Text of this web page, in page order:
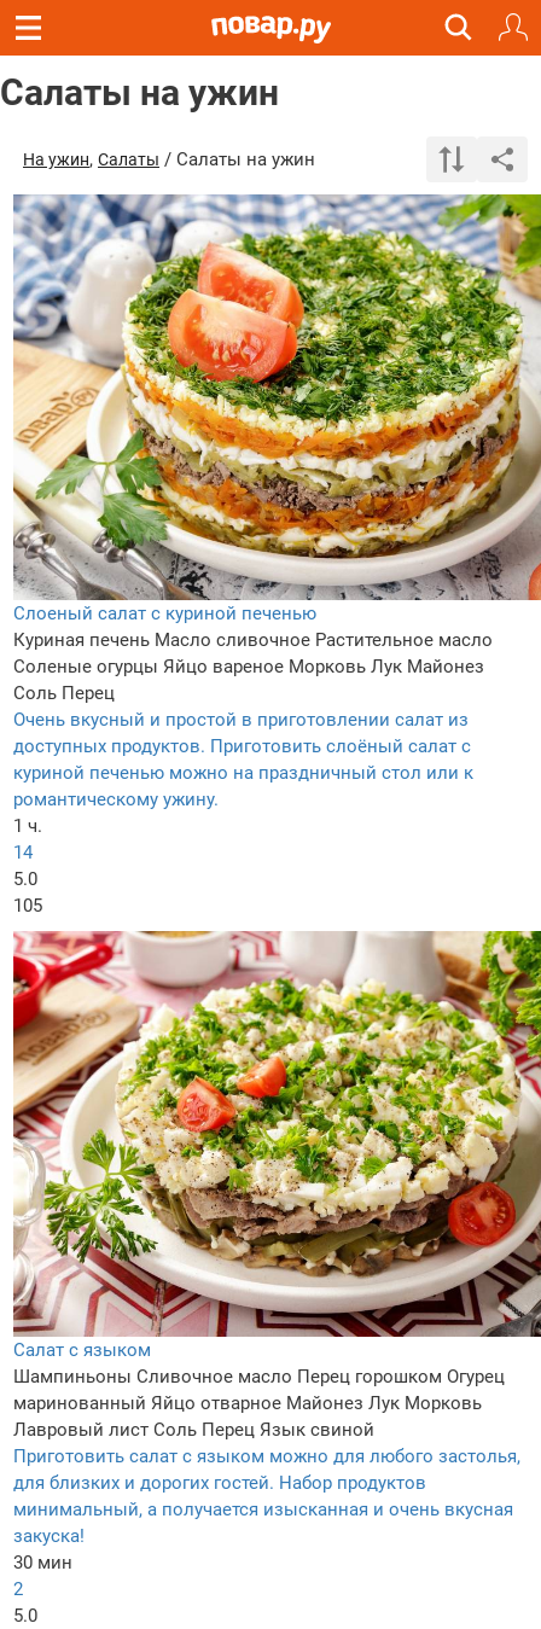
Салаты на ужин
На ужин, Салаты / Салаты на ужин
Слоеный салат с куриной печенью
Куриная печень Масло сливочное Растительное масло
Соленые огурцы Яйцо вареное Морковь Лук Майонез
Соль Перец
Очень вкусный и простой в приготовлении салат из
доступных продуктов. Приготовить слоёный салат с
куриной печенью можно на праздничный стол или к
романтическому ужину.
1 ч.
14
5.0
105
Салат с языком
Шампиньоны Сливочное масло Перец горошком Огурец
маринованный Яйцо отварное Майонез Лук Морковь
Лавровый лист Соль Перец Язык свиной
Приготовить салат с языком можно для любого застолья,
для близких и дорогих гостей. Набор продуктов
минимальный, а получается изысканная и очень вкусная
закуска!
30 мин
2
5.0